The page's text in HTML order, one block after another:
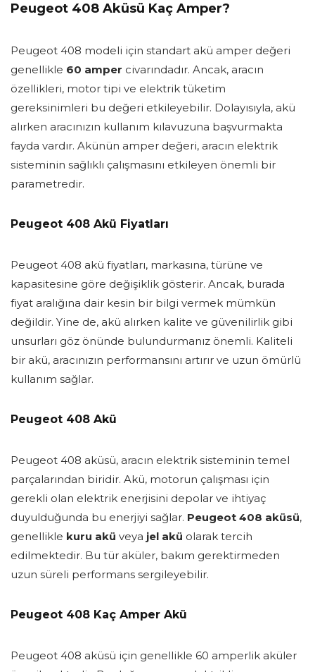
Peugeot 408 Aküsü Kaç Amper?
Peugeot 408 modeli için standart akü amper değeri
genellikle 60 amper civarındadır. Ancak, aracın
özellikleri, motor tipi ve elektrik tüketim
gereksinimleri bu değeri etkileyebilir. Dolayısıyla, akü
alırken aracınızın kullanım kılavuzuna başvurmakta
fayda vardır. Akünün amper değeri, aracın elektrik
sisteminin sağlıklı çalışmasını etkileyen önemli bir
parametredir.
Peugeot 408 Akü Fiyatları
Peugeot 408 akü fiyatları, markasına, türüne ve
kapasitesine göre değişiklik gösterir. Ancak, burada
fiyat aralığına dair kesin bir bilgi vermek mümkün
değildir. Yine de, akü alırken kalite ve güvenilirlik gibi
unsurları göz önünde bulundurmanız önemli. Kaliteli
bir akü, aracınızın performansını artırır ve uzun ömürlü
kullanım sağlar.
Peugeot 408 Akü
Peugeot 408 aküsü, aracın elektrik sisteminin temel
parçalarından biridir. Akü, motorun çalışması için
gerekli olan elektrik enerjisini depolar ve ihtiyaç
duyulduğunda bu enerjiyi sağlar. Peugeot 408 aküsü,
genellikle kuru akü veya jel akü olarak tercih
edilmektedir. Bu tür aküler, bakım gerektirmeden
uzun süreli performans sergileyebilir.
Peugeot 408 Kaç Amper Akü
Peugeot 408 aküsü için genellikle 60 amperlik aküler